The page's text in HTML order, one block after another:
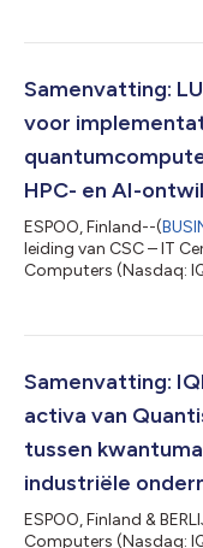
grootste
het spoorvervoer
officieel geldend in de
Samenvatting:
voor
HPC- en AI-
ESPOO, Finland--(
leiding van CSC – IT
Computers (Nasdaq:
gebied van hybride
Deze bekendmaking
Vertalingen zijn slechts
Samenvatting:
activa van
tussen
industriële
ESPOO, Finland &
Computers (Nasdaq: